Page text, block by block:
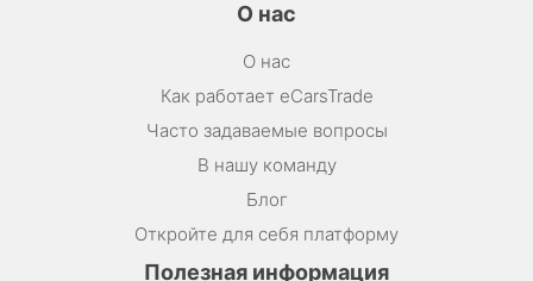
О нас
О нас
Как работает eCarsTrade
Часто задаваемые вопросы
В нашу команду
Блог
Откройте для себя платформу
Полезная информация